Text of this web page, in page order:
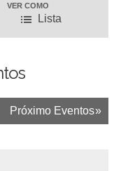
NVER COMO
Lista
Próximo Eventos»